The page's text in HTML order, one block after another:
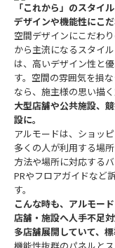
「これから」のスタイ
デザインや機能性にこ
空間デザインにこだわ
から主流になるスタイ
は、高いデザイン性と
す。空間の雰囲気を損
なら、施主様の思い描
大型店舗や公共施設、
設に。
アルモードは、ショッ
多くの人が利用する場
方法や場所に対応する
PRやフロアガイドなど
す。
こんな時も、アルモー
店舗・施設へ人手不足
多店舗展開していて、